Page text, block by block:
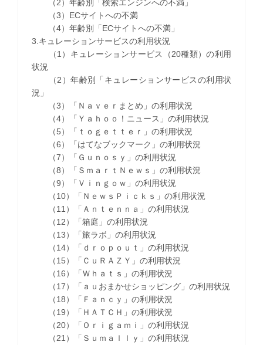
（2）年齢別「検索エンジンへの不満」
（3）ECサイトへの不満
（4）年齢別「ECサイトへの不満」
3.キュレーションサービスの利用状況
（1）キュレーションサービス（20種類）の利用
状況
（2）年齢別「キュレーションサービスの利用状
況」
（3）「Ｎａｖｅｒまとめ」の利用状況
（4）「Ｙａｈｏｏ！ニュース」の利用状況
（5）「ｔｏｇｅｔｔｅｒ」の利用状況
（6）「はてなブックマーク」の利用状況
（7）「Ｇｕｎｏｓｙ」の利用状況
（8）「ＳｍａｒｔＮｅｗｓ」の利用状況
（9）「Ｖｉｎｇｏｗ」の利用状況
（10）「ＮｅｗｓＰｉｃｋｓ」の利用状況
（11）「Ａｎｔｅｎｎａ」の利用状況
（12）「箱庭」の利用状況
（13）「旅ラボ」の利用状況
（14）「ｄｒｏｐｏｕｔ」の利用状況
（15）「ＣｕＲＡＺＹ」の利用状況
（16）「Ｗｈａｔｓ」の利用状況
（17）「ａｕおまかせショッピング」の利用状況
（18）「Ｆａｎｃｙ」の利用状況
（19）「ＨＡＴＣＨ」の利用状況
（20）「Ｏｒｉｇａｍｉ」の利用状況
（21）「Ｓｕｍａｌｌｙ」の利用状況